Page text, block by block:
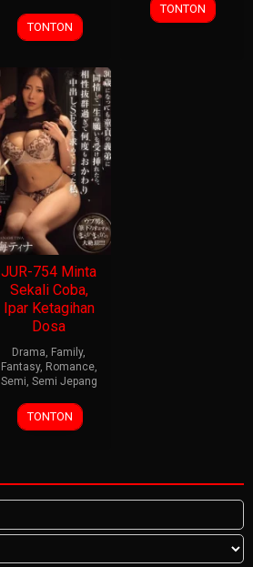
TONTON
TONTON
JUR-754 Minta
Sekali Coba,
Ipar Ketagihan
Dosa
Drama, Family,
Fantasy, Romance,
Semi, Semi Jepang
TONTON